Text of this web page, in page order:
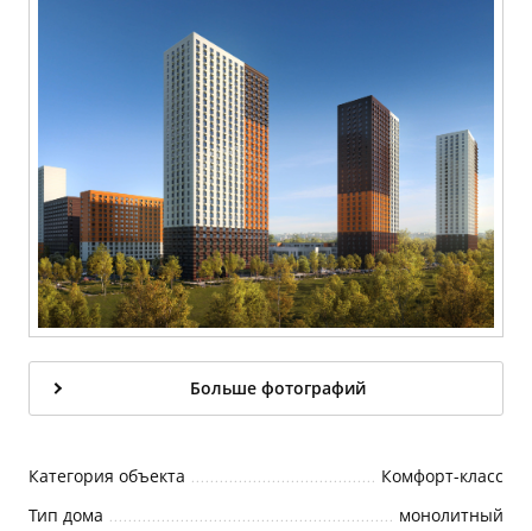
Больше фотографий
Категория объекта
Комфорт-класс
Тип дома
монолитный